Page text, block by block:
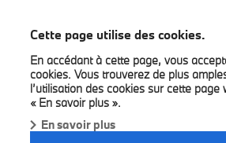
Cette page utilise des cookies.
En accédant à cette page, vous
cookies. Vous trouverez de plus
l’utilisation des cookies sur cette
« En savoir plus ».
En savoir plus